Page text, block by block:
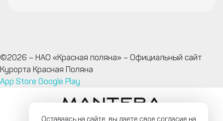
©2026 – НАО «Красная поляна» – Официальный сайт
Курорта Красная Поляна
App Store Google Play
Оставаясь на сайте, вы даете свое согласие на